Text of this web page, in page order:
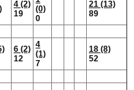
4 (2)
19
(0)
0
21 (13)
89
6 (2)
12
4
(1)
7
18 (8)
52